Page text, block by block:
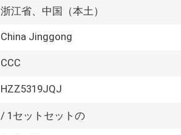
浙江省、中国（本土）
China Jinggong
CCC
HZZ5319JQJ
/ 1セットセットの